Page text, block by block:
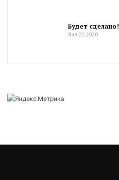
Будет сделано!
Янв 22, 2020